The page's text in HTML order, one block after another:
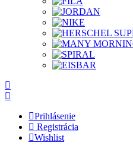
Prihlásenie
Registrácia
Wishlist